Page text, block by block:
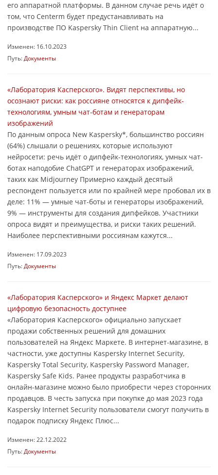
его аппаратной платформы. В данном случае речь идёт о
том, что Centerm будет предустанавливать на
производстве ПО Kaspersky Thin Client на аппаратную...
Изменен: 16.10.2023
Путь: Документы
«Лаборатория Касперского». Видят перспективы, но
осознают риски: как россияне относятся к дипфейк-
технологиям, умным чат-ботам и генераторам
изображений
По данным опроса New Kaspersky*, большинство россиян
(64%) слышали о решениях, которые используют
нейросети: речь идёт о дипфейк-технологиях, умных чат-
ботах наподобие ChatGPT и генераторах изображений,
таких как Midjourney Примерно каждый десятый
респондент пользуется или по крайней мере пробовал их в
деле: 11% — умные чат-боты и генераторы изображений,
9% — инструменты для создания дипфейков. Участники
опроса видят и преимущества, и риски таких решений.
Наиболее перспективными россиянам кажутся...
Изменен: 17.09.2023
Путь: Документы
«Лаборатория Касперского» и Яндекс Маркет делают
цифровую безопасность доступнее
«Лаборатория Касперского» официально запускает
продажи собственных решений для домашних
пользователей на Яндекс Маркете. В интернет-магазине, в
частности, уже доступны Kaspersky Internet Security,
Kaspersky Total Security, Kaspersky Password Manager,
Kaspersky Safe Kids. Ранее продукты разработчика в
онлайн-магазине можно было приобрести через сторонних
продавцов. В честь запуска при покупке до мая 2023 года
Kaspersky Internet Security пользователи смогут получить в
подарок подписку Яндекс Плюс...
Изменен: 22.12.2022
Путь: Документы